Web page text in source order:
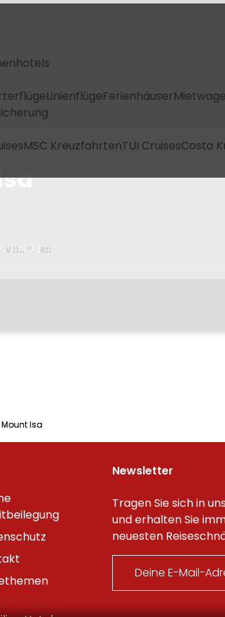
LinienflügeFerienhäuser
MSC KreuzfahrtenTUI CruisesCosta
Mount Isa
Mount Isa
Newsletter
Tragen Sie sich in
und erhalten Sie
neuesten